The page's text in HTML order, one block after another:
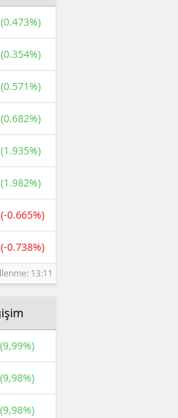
(0.473%)
(0.354%)
(0.571%)
(0.682%)
(1.935%)
(1.982%)
(-0.665%)
(-0.738%)
13:11
(9,99%)
(9,98%)
(9,98%)